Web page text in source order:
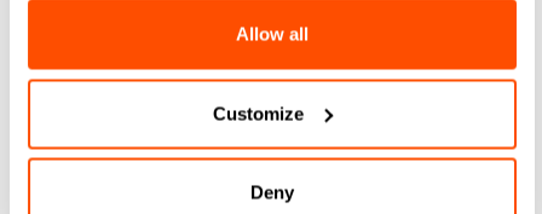
Allow all
Customize
Deny
Cliquez ici
replay